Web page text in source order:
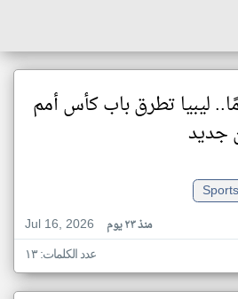
عامًا.. ليبيا تطرق باب كأس أمم
جديد
Sports
Jul 16, 2026
منذ ٢٣ يوم
عدد الكلمات: ١٣